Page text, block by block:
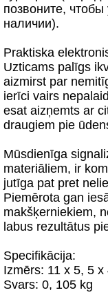
позвоните, чтобы
наличии).
Praktiska
Uzticams palīgs
aizmirst par
ierīci vairs
esat aizņemts ar
draugiem pie
Mūsdienīga
materiāliem, ir
jutīga pat pret
Piemērota gan
makšķerniekiem,
labus rezultātus
Specifikācija:
Izmērs: 11 x 5, 5 x
Svars: 0, 105 kg